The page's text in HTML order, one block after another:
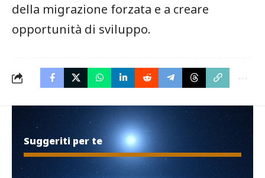
della migrazione forzata e a creare
opportunità di sviluppo.
Suggeriti per te